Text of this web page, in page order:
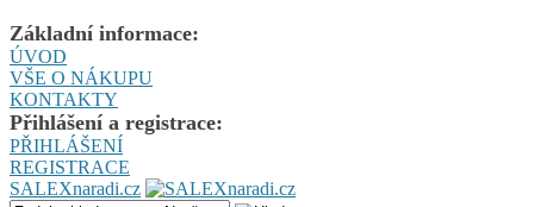
Základní informace:
ÚVOD
VŠE O NÁKUPU
KONTAKTY
Přihlášení a registrace:
PŘIHLÁŠENÍ
REGISTRACE
SALEXnaradi.cz